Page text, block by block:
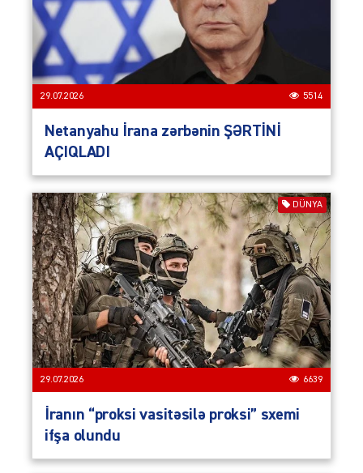
29.07.2026 5514
Netanyahu İrana zərbənin ŞƏRTİNİ
AÇIQLADI
DÜNYA
29.07.2026 6639
İranın “proksi vasitəsilə proksi” sxemi
ifşa olundu